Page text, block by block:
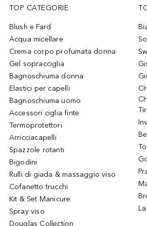
TOP CATEGORIE
Blush e Fard
Acqua micellare
Crema corpo profumata donna
Gel sopracciglia
Bagnoschiuma donna
Elastici per capelli
Bagnoschiuma uomo
Accessori ciglia finte
Termoprotettori
Arricciacapelli
Spazzole rotanti
Bigodini
Rulli di giada & massaggio viso
Cofanetto trucchi
Kit & Set Manicure
Spray viso
Douglas Collection